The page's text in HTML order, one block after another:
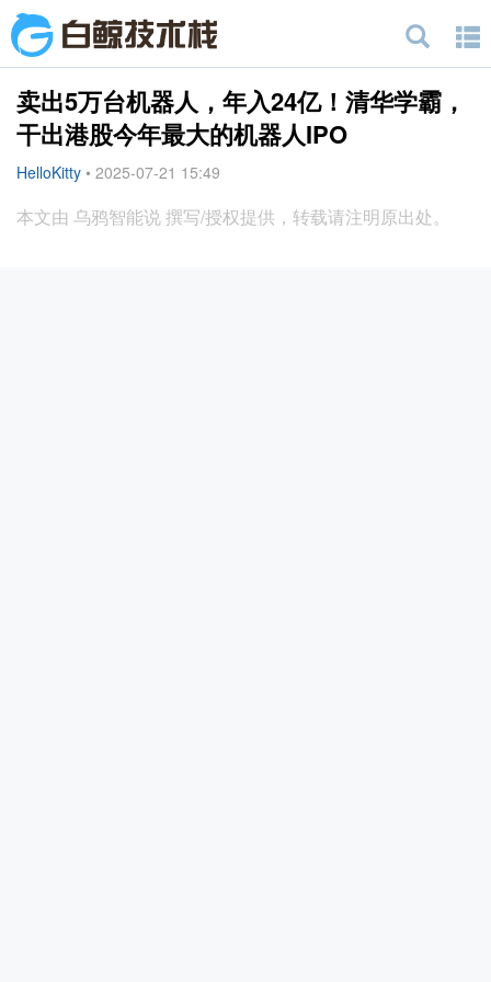
卖出5万台机器人，年入24亿！清华学霸，
干出港股今年最大的机器人IPO
HelloKitty • 2025-07-21 15:49
本文由 乌鸦智能说 撰写/授权提供，转载请注明原出处。